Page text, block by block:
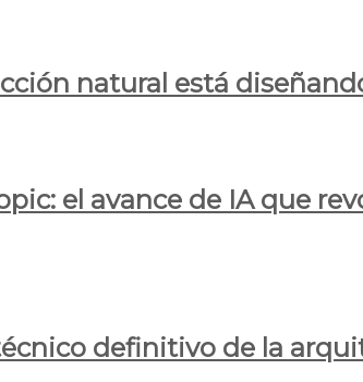
natural está
el avance de IA que
definitivo de la